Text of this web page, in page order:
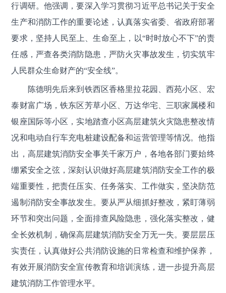
行调研。他强调，要深入学习贯彻习近平总书记关于安全
生产和消防工作的重要论述，认真落实省委、省政府部署
要求，坚持人民至上、生命至上，以“时时放心不下”的责
任感，严查各类消防隐患，严防火灾事故发生，切实筑牢
人民群众生命财产的“安全线”。
陈德明先后来到铁西区香格里拉花园、西苑小区、宏
泰财富广场，铁东区芳草小区、万达华宅、三职家属楼和
银座国际等小区，实地踏查小区高层建筑火灾隐患整改情
况和电动自行车充电桩建设配备和运营管理等情况。他指
出，高层建筑消防安全事关千家万户，各地各部门要始终
绷紧安全之弦，深刻认识做好高层建筑消防安全工作的极
端重要性，把责任压实、任务落实、工作做实，坚决防范
遏制消防安全事故发生。要从严从细抓好整改，紧盯薄弱
环节和突出问题，全面排查风险隐患，强化落实整改，健
全长效机制，确保高层建筑消防安全万无一失。要层层压
实责任，认真做好公共消防设施的日常检查和维护保养，
有效开展消防安全宣传教育和培训演练，进一步提升高层
建筑消防工作管理水平。